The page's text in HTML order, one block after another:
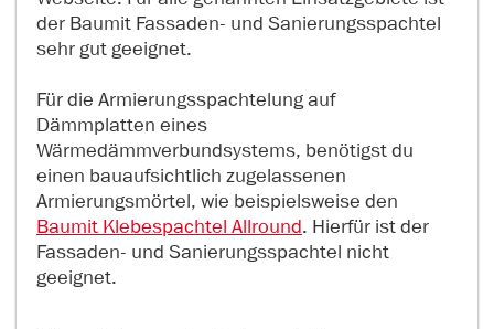
der Baumit Fassaden- und Sanierungsspachtel
sehr gut geeignet.
Für die Armierungsspachtelung auf
Dämmplatten eines
Wärmedämmverbundsystems, benötigst du
einen bauaufsichtlich zugelassenen
Armierungsmörtel, wie beispielsweise den
Baumit Klebespachtel Allround. Hierfür ist der
Fassaden- und Sanierungsspachtel nicht
geeignet.